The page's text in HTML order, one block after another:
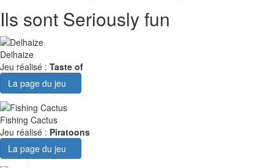
Ils sont Seriously fun
Delhaize
Jeu réalisé : Taste of
La page du jeu
Fishing Cactus
Jeu réalisé : Piratoons
La page du jeu